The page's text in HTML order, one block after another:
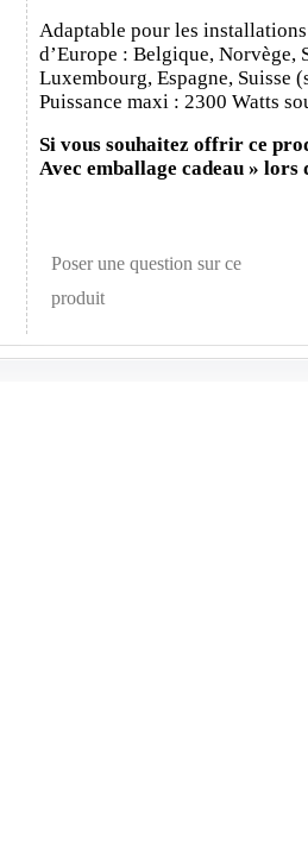
Adaptable pour les
d’Europe : Belgique, Norvège,
Luxembourg, Espagne, Suisse
Puissance maxi : 2300 Watts
Si vous souhaitez offrir ce
Avec emballage cadeau » lors
Poser une question sur ce
produit